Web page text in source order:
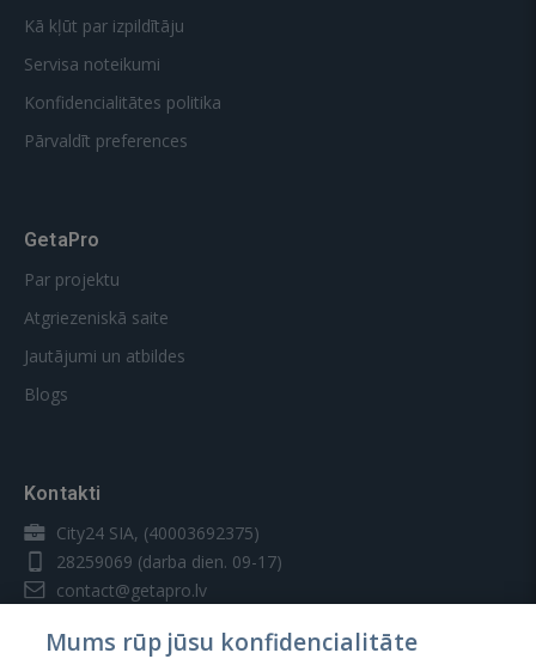
Kā kļūt par izpildītāju
Servisa noteikumi
Konfidencialitātes politika
Pārvaldīt preferences
GetaPro
Par projektu
Atgriezeniskā saite
Jautājumi un atbildes
Blogs
Kontakti
City24 SIA, (40003692375)
28259069 (darba dien. 09-17)
contact@getapro.lv
Mums rūp jūsu konfidencialitāte